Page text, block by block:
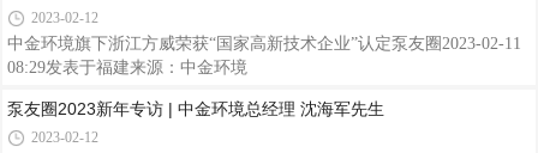
经常性损益后的净利润为-14,794.71万元左右，去年同期为17,674.48万
元。对于本期业绩波动的原因，公司解释一方面由于因新冠疫情影响，
导致物流运输及员工差旅受限，对公司产品交付进度产生影响，致使公
慧水
2023-02-12
中金环境旗下浙江方威荣获“国家高新技术企业”认定泵友圈2023-02-11
08:29发表于福建来源：中金环境
泵友圈2023新年专访 | 中金环境总经理 沈海军先生
2023-02-12